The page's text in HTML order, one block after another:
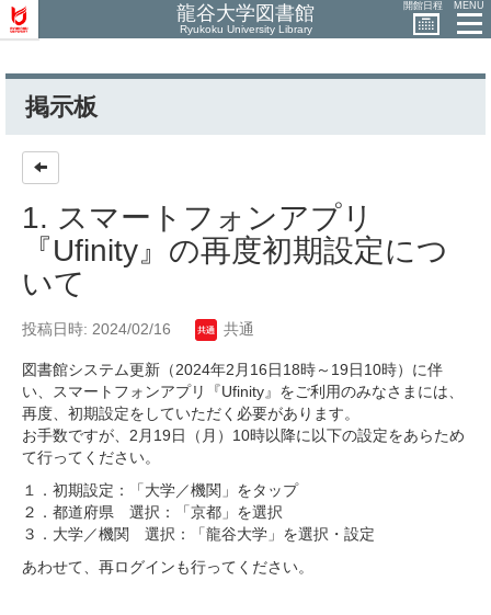
龍谷大学図書館
Ryukoku University Library
開館日程 MENU
掲示板
1. スマートフォンアプリ
『Ufinity』の再度初期設定につ
いて
投稿日時: 2024/02/16 共通
図書館システム更新（2024年2月16日18時～19日10時）に伴
い、スマートフォンアプリ『Ufinity』をご利用のみなさまには、
再度、初期設定をしていただく必要があります。
お手数ですが、2月19日（月）10時以降に以下の設定をあらため
て行ってください。
１．初期設定：「大学／機関」をタップ
２．都道府県 選択：「京都」を選択
３．大学／機関 選択：「龍谷大学」を選択・設定
あわせて、再ログインも行ってください。